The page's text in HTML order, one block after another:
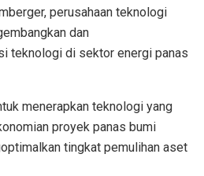
perusahaan teknologi
dan
teknologi di sektor energi panas
menerapkan teknologi yang
proyek panas bumi
tingkat pemulihan aset